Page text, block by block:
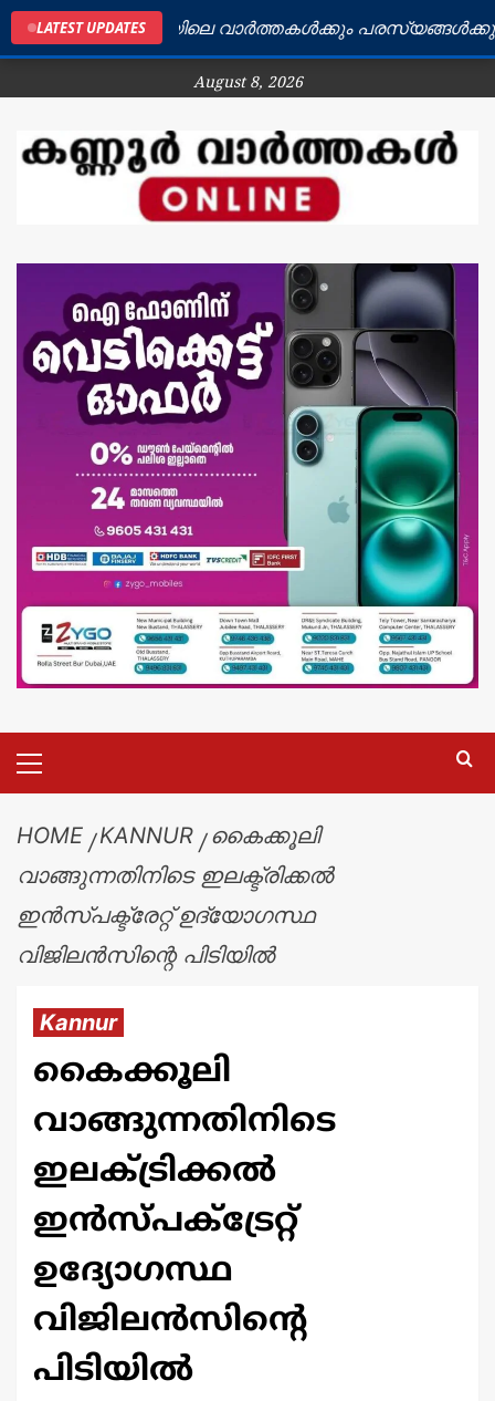
LATEST UPDATES
കണ്ണൂർ ജില്ലയിലെ വാർത്തകൾക്കും പരസ്യങ്ങൾക്കും
August 8, 2026
HOME KANNUR
കൈക്കൂലി
വാങ്ങുന്നതിനിടെ ഇലക്ട്രിക്കൽ
ഇൻസ്‌പക്ട്രേറ്റ് ഉദ്യോഗസ്ഥ
വിജിലൻസിന്റെ പിടിയിൽ
Kannur
കൈക്കൂലി
വാങ്ങുന്നതിനിടെ
ഇലക്ട്രിക്കൽ
ഇൻസ്‌പക്ട്രേറ്റ്
ഉദ്യോഗസ്ഥ
വിജിലൻസിന്റെ
പിടിയിൽ